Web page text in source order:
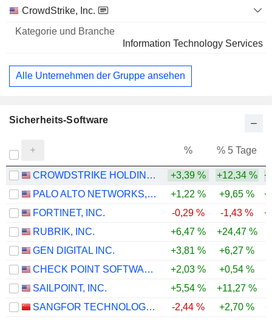
CrowdStrike, Inc.
Information Technology Services
Alle Unternehmen der Gruppe ansehen
Sicherheits-Software
% % 5 Tage
CROWDSTRIKE HOLDINGS, INC. +3,39 % +12,34 %
PALO ALTO NETWORKS, INC.
+1,22 % +9,65 %
FORTINET, INC.
-0,29 % -1,43 %
RUBRIK, INC.
+6,47 % +24,47 %
GEN DIGITAL INC.
+3,81 % +6,27 %
CHECK POINT SOFTWARE TECHNOLOGIES LTD.
+2,03 % +0,54 %
SAILPOINT, INC.
+5,54 % +11,27 %
SANGFOR TECHNOLOGIES INC.
-2,44 % +2,70 %